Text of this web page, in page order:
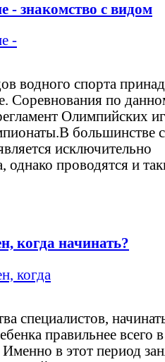
- знакомство с видом
водного спорта
Соревнования по
Олимпийских
большинстве
исключительно
проводятся и
когда начинать?
специалистов,
правильнее всего в
в этот период